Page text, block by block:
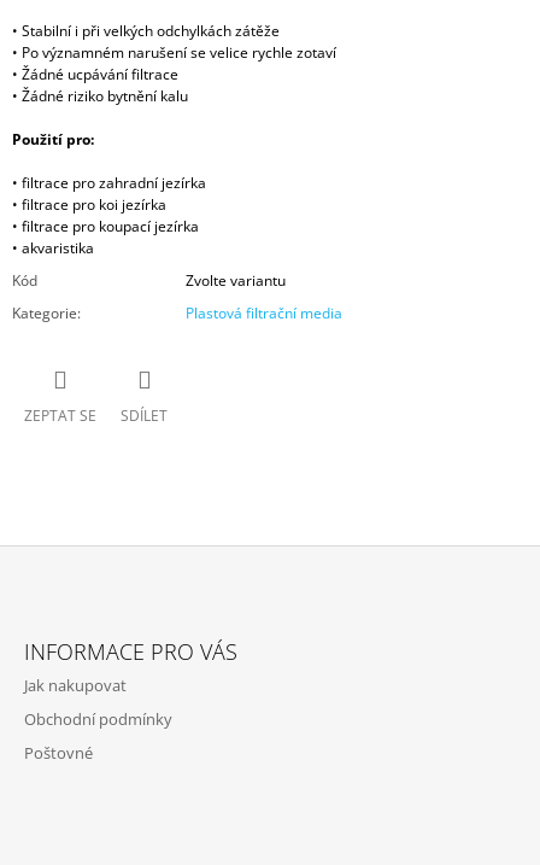
• Stabilní i při velkých odchylkách zátěže
• Po významném narušení se velice rychle zotaví
• Žádné ucpávání filtrace
• Žádné riziko bytnění kalu
Použití pro:
• filtrace pro zahradní jezírka
• filtrace pro koi jezírka
• filtrace pro koupací jezírka
• akvaristika
Kód
Zvolte variantu
Kategorie: Plastová filtrační media
ZEPTAT SE SDÍLET
INFORMACE PRO VÁS
Jak nakupovat
Obchodní podmínky
Poštovné